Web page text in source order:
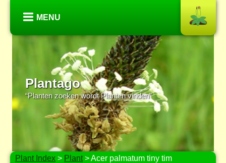
MENU
Plantago
“Planten zoeken wordt Planten vinden”
Plant Index > Plant> Acer palmatum tiny tim